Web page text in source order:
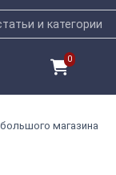
0
магазина